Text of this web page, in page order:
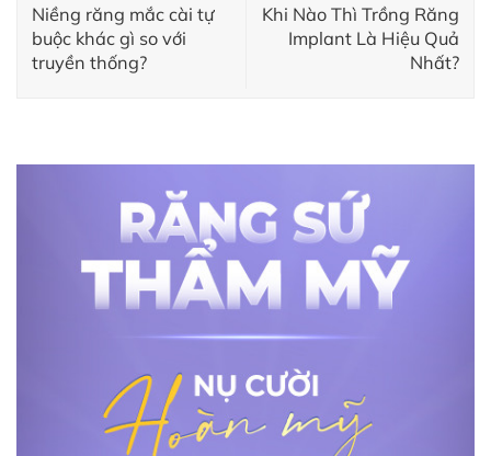
Niềng răng mắc cài tự
buộc khác gì so với
truyền thống?
Khi Nào Thì Trồng Răng
Implant Là Hiệu Quả
Nhất?